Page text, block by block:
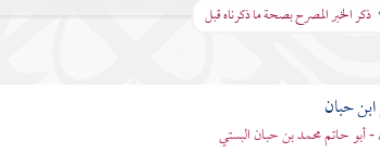
ذكر الخبر المصرح بصحة ما ذكرناه قبل
حبان
أبو حاتم محمد بن حبان البستي